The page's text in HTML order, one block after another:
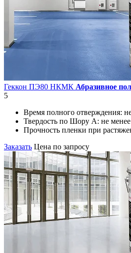
Геккон ПЭ80 НКМК Абразивное
5
Время полного отверждения:
Твердость по Шору А: не
Прочность пленки при
Заказать Цена по запросу